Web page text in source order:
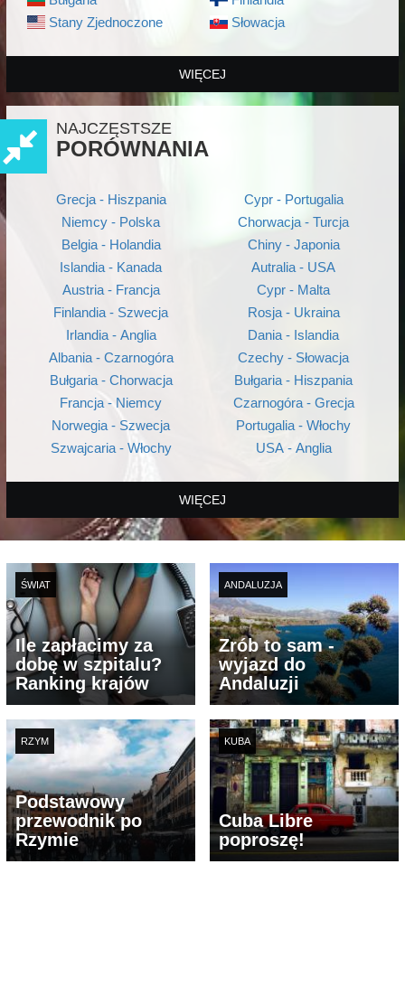
Stany Zjednoczone
Słowacja
WIĘCEJ
NAJCZĘSTSZE
PORÓWNANIA
Grecja - Hiszpania
Niemcy - Polska
Belgia - Holandia
Islandia - Kanada
Austria - Francja
Finlandia - Szwecja
Irlandia - Anglia
Albania - Czarnogóra
Bułgaria - Chorwacja
Francja - Niemcy
Norwegia - Szwecja
Szwajcaria - Włochy
Cypr - Portugalia
Chorwacja - Turcja
Chiny - Japonia
Autralia - USA
Cypr - Malta
Rosja - Ukraina
Dania - Islandia
Czechy - Słowacja
Bułgaria - Hiszpania
Czarnogóra - Grecja
Portugalia - Włochy
USA - Anglia
WIĘCEJ
ŚWIAT
Ile zapłacimy za
dobę w szpitalu?
Ranking krajów
ANDALUZJA
Zrób to sam -
wyjazd do
Andaluzji
RZYM
Podstawowy
przewodnik po
Rzymie
KUBA
Cuba Libre
poproszę!